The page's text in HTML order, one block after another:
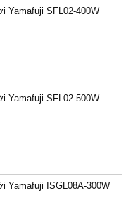
Yamafuji SFL02-400W
Yamafuji SFL02-500W
Yamafuji ISGL08A-300W